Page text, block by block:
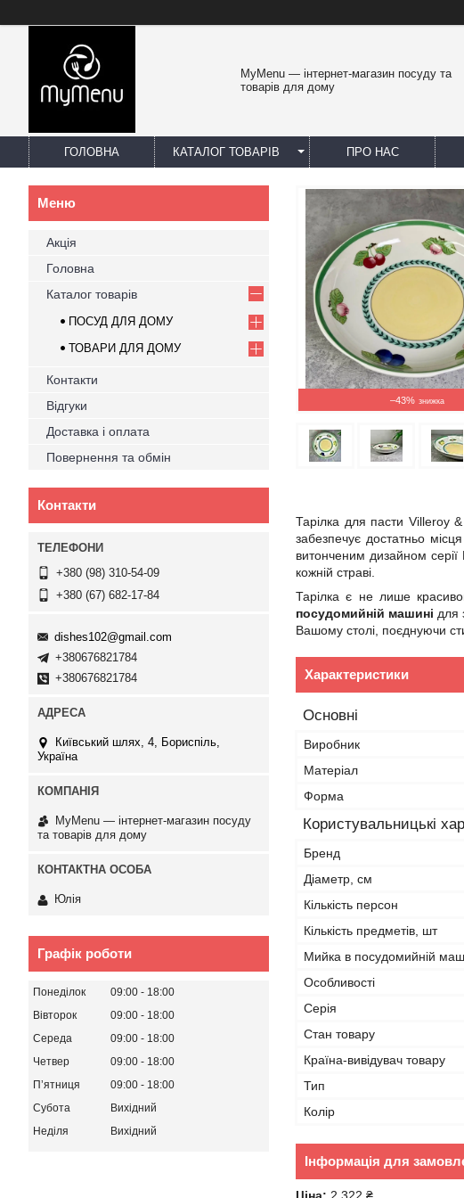
MyMenu — інтернет-магазин посуду та
товарів для дому
ГОЛОВНА КАТАЛОГ ТОВАРІВ ПРО НАС
–43%
Тарілка для пасти Villeroy
забезпечує достатньо
витонченим дизайном
кожній страві.
Тарілка є не лише
посудомийній машині для
Вашому столі, поєднуючи
Характеристики
Основні
Виробник
Матеріал
Форма
Користувальницькі
Бренд
Діаметр, см
Кількість персон
Кількість предметів, шт
Мийка в посудомийній
Особливості
Серія
Стан товару
Країна-вивідувач товару
Тип
Колір
Інформація для
Акція
Головна
Каталог товарів
ПОСУД ДЛЯ ДОМУ
ТОВАРИ ДЛЯ ДОМУ
Контакти
Відгуки
Доставка і оплата
Повернення та обмін
Контакти
+380 (98) 310-54-09
+380 (67) 682-17-84
dishes102@gmail.com
+380676821784
+380676821784
Київський шлях, 4, Бориспіль,
Україна
MyMenu — інтернет-магазин посуду
та товарів для дому
Юлія
Графік роботи
Понеділок 09:00
18:00
Вівторок
09:00
18:00
Середа
09:00
18:00
Четвер
09:00
18:00
Пʼятниця
09:00
18:00
Субота
Вихідний
Неділя
Вихідний